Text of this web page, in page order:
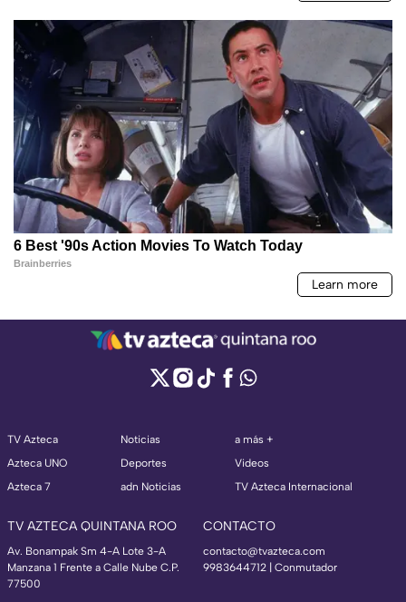
TV Azteca
Azteca UNO
Azteca 7
Noticias
Deportes
adn Noticias
a más +
Videos
TV Azteca Internacional
TV AZTECA QUINTANA ROO
Av. Bonampak Sm 4-A Lote 3-A
Manzana 1 Frente a Calle Nube C.P.
77500
CONTACTO
contacto@tvazteca.com
9983644712 | Conmutador